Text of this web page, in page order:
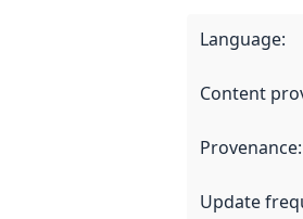
Language:
Content
Provenance:
Update